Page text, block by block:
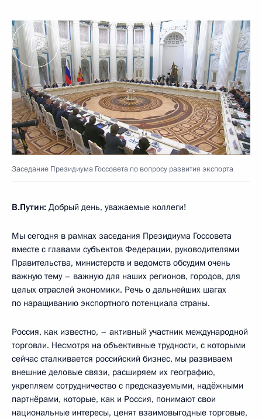
Заседание Президиума Госсовета по вопросу развития экспорта
В.Путин: Добрый день, уважаемые коллеги!
Мы сегодня в рамках заседания Президиума Госсовета
вместе с главами субъектов Федерации, руководителями
Правительства, министерств и ведомств обсудим очень
важную тему – важную для наших регионов, городов, для
целых отраслей экономики. Речь о дальнейших шагах
по наращиванию экспортного потенциала страны.
Россия, как известно, – активный участник международной
торговли. Несмотря на объективные трудности, с которыми
сейчас сталкивается российский бизнес, мы развиваем
внешние деловые связи, расширяем их географию,
укрепляем сотрудничество с предсказуемыми, надёжными
партнёрами, которые, как и Россия, понимают свои
национальные интересы, ценят взаимовыгодные торговые,